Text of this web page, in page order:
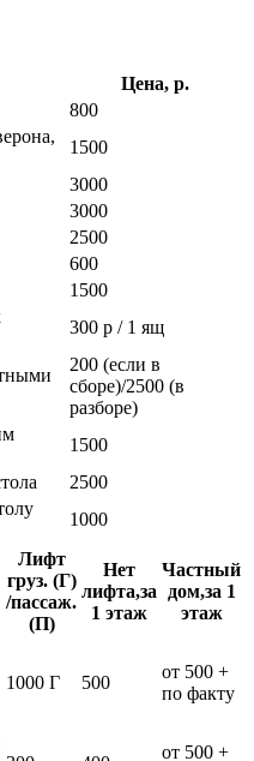
Цена, р.
800
1500
3000
3000
2500
600
1500
300 р / 1 ящ
200 (если в
сборе)/2500 (в
разборе)
1500
2500
1000
Лифт
груз. (Г)
/пассаж.
(П)
Нет
лифта,за
1 этаж
Частный
дом,за 1
этаж
1000 Г 500
от 500 +
по факту
от 500 +